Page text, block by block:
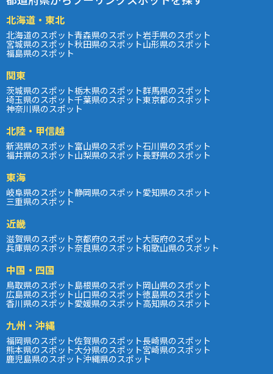
北海道・東北
北海道のスポット青森県のスポット岩手県のスポット
宮城県のスポット秋田県のスポット山形県のスポット
福島県のスポット
関東
茨城県のスポット栃木県のスポット群馬県のスポット
埼玉県のスポット千葉県のスポット東京都のスポット
神奈川県のスポット
北陸・甲信越
新潟県のスポット富山県のスポット石川県のスポット
福井県のスポット山梨県のスポット長野県のスポット
東海
岐阜県のスポット静岡県のスポット愛知県のスポット
三重県のスポット
近畿
滋賀県のスポット京都府のスポット大阪府のスポット
兵庫県のスポット奈良県のスポット和歌山県のスポット
中国・四国
鳥取県のスポット島根県のスポット岡山県のスポット
広島県のスポット山口県のスポット徳島県のスポット
香川県のスポット愛媛県のスポット高知県のスポット
九州・沖縄
福岡県のスポット佐賀県のスポット長崎県のスポット
熊本県のスポット大分県のスポット宮崎県のスポット
鹿児島県のスポット沖縄県のスポット